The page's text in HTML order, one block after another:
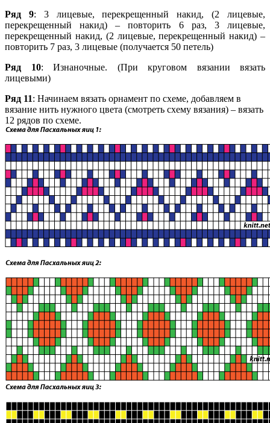
Ряд 9: 3 лицевые, перекрещенный накид, (2 лицевые,
перекрещенный накид) – повторить 6 раз, 3 лицевые,
перекрещенный накид, (2 лицевые, перекрещенный накид) –
повторить 7 раз, 3 лицевые (получается 50 петель)
Ряд 10: Изнаночные. (При круговом вязании вязать
лицевыми)
Ряд 11: Начинаем вязать орнамент по схеме, добавляем в
вязание нить нужного цвета (смотреть схему вязания) – вязать
12 рядов по схеме.